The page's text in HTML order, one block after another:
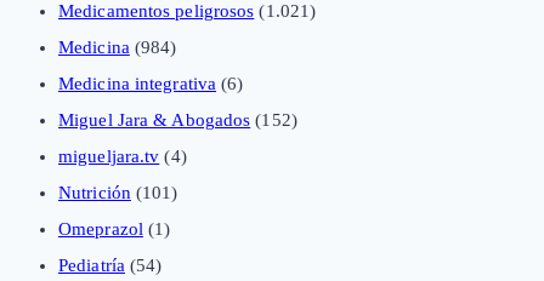
Medicamentos peligrosos (1.021)
Medicina (984)
Medicina integrativa (6)
Miguel Jara & Abogados (152)
migueljara.tv (4)
Nutrición (101)
Omeprazol (1)
Pediatría (54)